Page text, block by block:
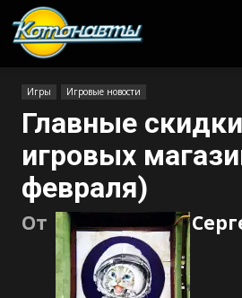
Игры Игровые новости
Главные
игровых
февраля)
От